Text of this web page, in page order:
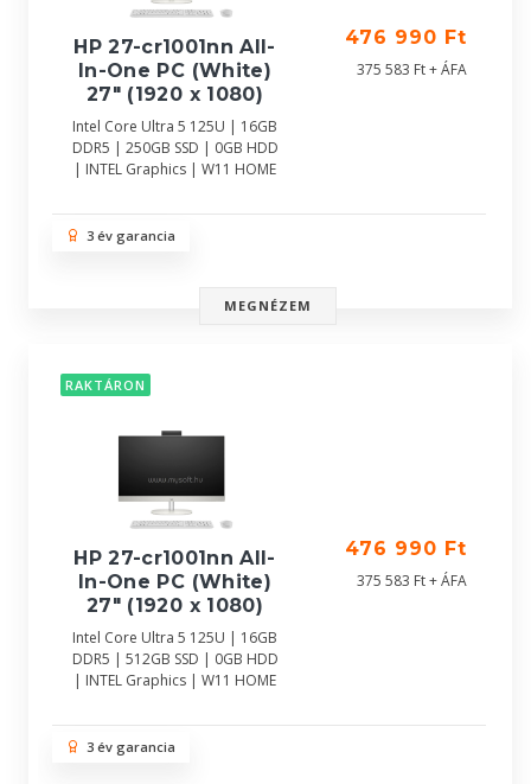
HP 27-cr1001nn All-
In-One PC (White)
27" (1920 x 1080)
Intel Core Ultra 5 125U | 16GB
DDR5 | 250GB SSD | 0GB HDD
| INTEL Graphics | W11 HOME
476 990 Ft
375 583 Ft + ÁFA
3 év garancia
MEGNÉZEM
RAKTÁRON
HP 27-cr1001nn All-
In-One PC (White)
27" (1920 x 1080)
Intel Core Ultra 5 125U | 16GB
DDR5 | 512GB SSD | 0GB HDD
| INTEL Graphics | W11 HOME
476 990 Ft
375 583 Ft + ÁFA
3 év garancia